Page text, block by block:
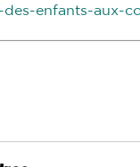
enfants-aux-